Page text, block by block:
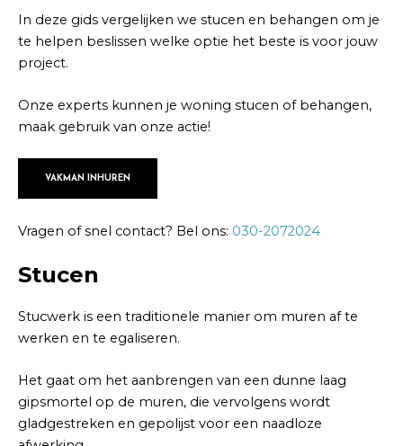
In deze gids vergelijken we stucen en behangen om je
te helpen beslissen welke optie het beste is voor jouw
project.
Onze experts kunnen je woning stucen of behangen,
maak gebruik van onze actie!
VAKMAN INHUREN
Vragen of snel contact? Bel ons: 030-2072024
Stucen
Stucwerk is een traditionele manier om muren af te
werken en te egaliseren.
Het gaat om het aanbrengen van een dunne laag
gipsmortel op de muren, die vervolgens wordt
gladgestreken en gepolijst voor een naadloze